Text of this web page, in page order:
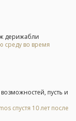
дерижабли
среду во время
пусть и
спустя 10 лет после